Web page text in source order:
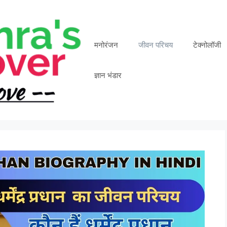
मनोरंजन जीवन परिचय टेक्नोलॉजी
ज्ञान भंडार